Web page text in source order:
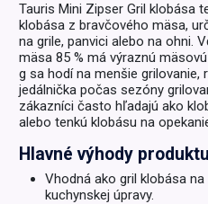
Tauris Mini Zipser Gril klobása
klobása z bravčového mäsa,
na grile, panvici alebo na ohni.
mäsa 85 % má výraznú
g sa hodí na menšie grilovanie,
jedálnička počas sezóny
zákazníci často hľadajú ako
alebo tenkú klobásu na
Hlavné výhody produktu
Vhodná ako gril klobása
kuchynskej úpravy.